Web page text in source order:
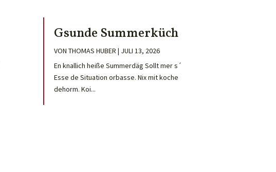
Gsunde Summerküch
VON THOMAS HUBER | JULI 13, 2026
En knallich heiße Summerdäg Sollt mer s´
Esse de Situation orbasse. Nix mit koche
dehorm. Koi...